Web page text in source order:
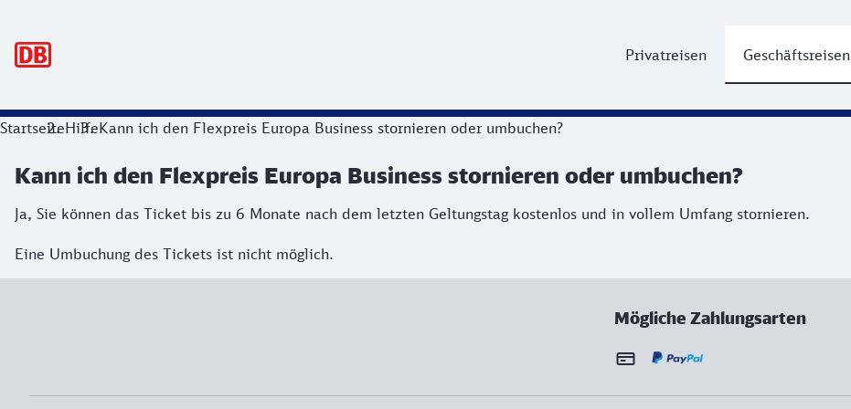
Privatreisen Geschäftsreisen
StartseiteHilfeKann ich den Flexpreis Europa Business stornieren oder umbuchen?
Kann ich den Flexpreis Europa Business stornieren oder umbuchen?
Ja, Sie können das Ticket bis zu 6 Monate nach dem letzten Geltungstag kostenlos und in vollem Umfang stornieren.
Eine Umbuchung des Tickets ist nicht möglich.
Mögliche Zahlungsarten